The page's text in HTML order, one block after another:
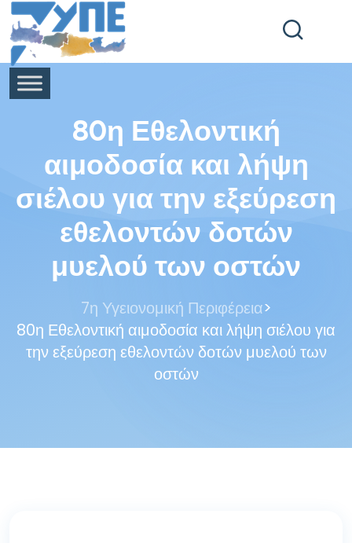
End Header Section -->
80η Εθελοντική
αιμοδοσία και λήψη
σιέλου για την εξεύρεση
εθελοντών δοτών
μυελού των οστών
7η Υγειονομική Περιφέρεια>
80η Εθελοντική αιμοδοσία και λήψη σιέλου για
την εξεύρεση εθελοντών δοτών μυελού των
οστών